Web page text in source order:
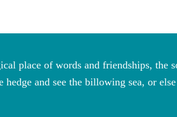
place of words and friendships, the
hedge and see the billowing sea, or